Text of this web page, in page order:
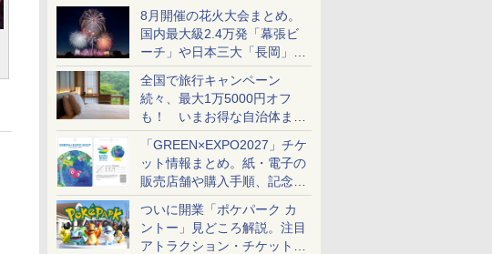
8月開催の花火大会まとめ。
国内最大級2.4万発「幕張ビ
ーチ」や日本三大「長岡」な
ど大型イベント目白押し！
全国で旅行キャンペーン
続々、最大1万5000円オフ
も！ いまお得な自治体まと
め
「GREEN×EXPO2027」チケ
ット情報まとめ。紙・電子の
販売店舗や購入手順、記念チ
ケットも解説
ついに開業「ポケパーク カ
ントー」見どころ解説。注目
アトラクション・チケット手